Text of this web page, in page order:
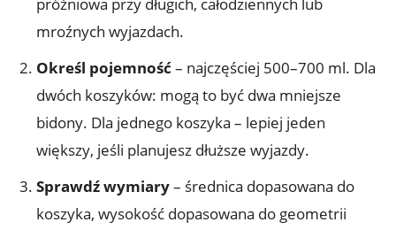
mroźnych wyjazdach.
Określ pojemność– najczęściej 500–700 ml. Dla
dwóch koszyków: mogą to być dwa mniejsze
bidony. Dla jednego koszyka – lepiej jeden
większy, jeśli planujesz dłuższe wyjazdy.
Sprawdź wymiary– średnica dopasowana do
koszyka, wysokość dopasowana do geometrii